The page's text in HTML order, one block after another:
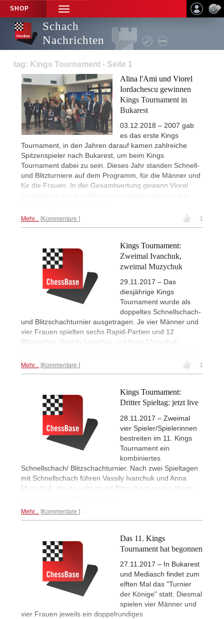
SHOP
TOGGLE
NAVIGATION
Schach
Nachrichten
tag: Kings Tournament - Seite 1
Alina l'Ami und Viorel
Iordachescu gewinnen
Kings Tournament in
Bukarest
03.12.2018 – 2007 gab
es das erste Kings
Tournament, in den Jahren darauf kamen zahlreiche
Spitzenspieler nach Bukarest, um beim Kings
Tournament dabei zu sein. Dieses Jahr standen Schnell-
und Blitzturniere auf dem Programm, für die Männer und
für die Frauen. In der Gesamtwertung gewann Viorel
Mehr... Kommentare 1
Kings Tournament:
Zweimal Ivanchuk,
zweimal Muzychuk
29.11.2017 – Das
diesjährige Kings
Tournament wurde als
doppeltes Schnellschach-
und Blitzschachturnier ausgetragen. Je vier Männer und
vier Frauen spielten sechs Rapid-Partien und 12
Blitzpartien. Vassily Ivanchuk und Anna Muzychuk
Mehr... Kommentare 1
Kings Tournament:
Dritter Spieltag: jetzt live
28.11.2017 – Zweimal
vier Spieler/Spielerinnen
bestreiten im 11. Kings
Tournament ein
kombiniertes
Schnellschach/ Blitzschachturnier. Nach zwei Spieltagen
mit Schnellschach führen Vassily Ivanchuk und Anna
Muzychuk. Heute geht es mit Blitzschach weiter. Heute
Mehr... Kommentare
Das 11. Kings
Tournament hat begonnen
27.11.2017 – In Bukarest
und Mediasch findet zum
elften Mal das "Turnier
der Könige" statt. Diesmal
spielen vier Männer und
vier Frauen jeweils ein doppelrundiges